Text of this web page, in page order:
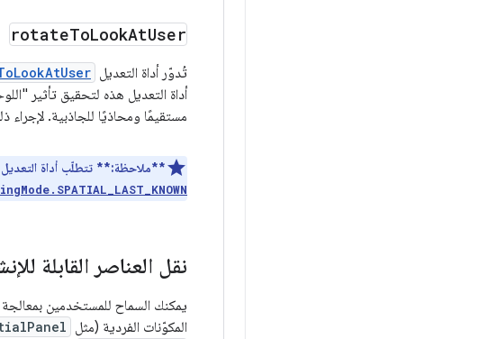
rotateToLookAtUser
تُدوّر أداة التعديل
مستقيمًا ومحاذيًا للجاذبية. لإجراء
**ملاحظة:** تتطلّب أداة
نقل العناصر القابلة
يمكنك السماح للمستخدمين
المكوّنات الفردية (مثل